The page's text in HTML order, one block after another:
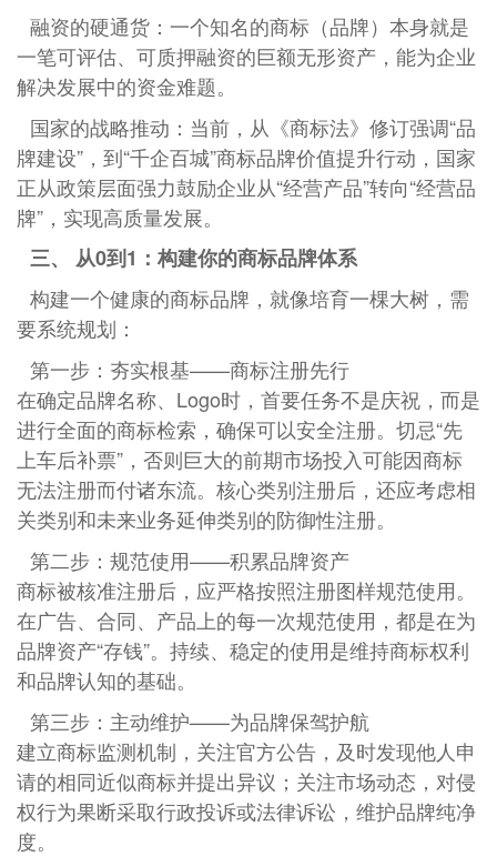
融资的硬通货：一个知名的商标（品牌）本身就是
一笔可评估、可质押融资的巨额无形资产，能为企业
解决发展中的资金难题。
国家的战略推动：当前，从《商标法》修订强调“品
牌建设”，到“千企百城”商标品牌价值提升行动，国家
正从政策层面强力鼓励企业从“经营产品”转向“经营品
牌”，实现高质量发展。
三、 从0到1：构建你的商标品牌体系
构建一个健康的商标品牌，就像培育一棵大树，需
要系统规划：
第一步：夯实根基——商标注册先行
在确定品牌名称、Logo时，首要任务不是庆祝，而是
进行全面的商标检索，确保可以安全注册。切忌“先
上车后补票”，否则巨大的前期市场投入可能因商标
无法注册而付诸东流。核心类别注册后，还应考虑相
关类别和未来业务延伸类别的防御性注册。
第二步：规范使用——积累品牌资产
商标被核准注册后，应严格按照注册图样规范使用。
在广告、合同、产品上的每一次规范使用，都是在为
品牌资产“存钱”。持续、稳定的使用是维持商标权利
和品牌认知的基础。
第三步：主动维护——为品牌保驾护航
建立商标监测机制，关注官方公告，及时发现他人申
请的相同近似商标并提出异议；关注市场动态，对侵
权行为果断采取行政投诉或法律诉讼，维护品牌纯净
度。